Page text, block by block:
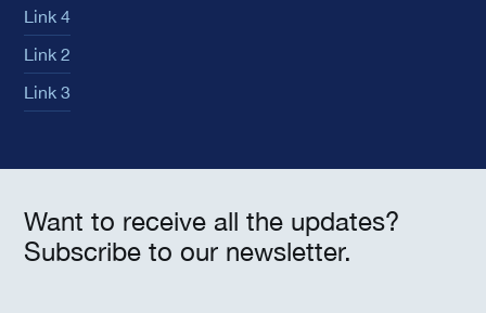
Link 4
Link 2
Link 3
Want to receive all the updates?
Subscribe to our newsletter.